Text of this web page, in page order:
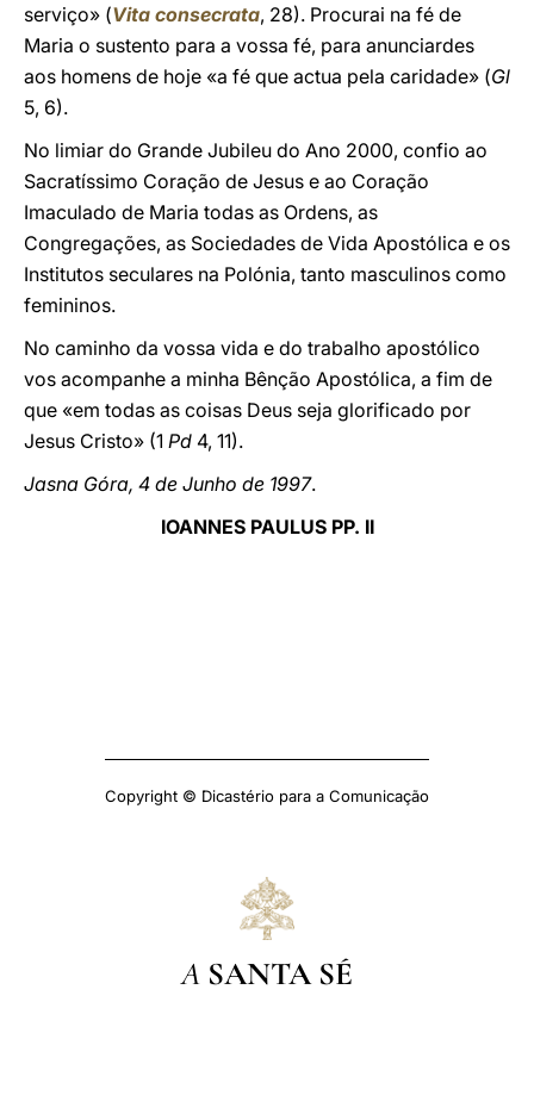
serviço» (Vita consecrata, 28). Procurai na fé de
Maria o sustento para a vossa fé, para anunciardes
aos homens de hoje «a fé que actua pela caridade» (Gl
5, 6).
No limiar do Grande Jubileu do Ano 2000, confio ao
Sacratíssimo Coração de Jesus e ao Coração
Imaculado de Maria todas as Ordens, as
Congregações, as Sociedades de Vida Apostólica e os
Institutos seculares na Polónia, tanto masculinos como
femininos.
No caminho da vossa vida e do trabalho apostólico
vos acompanhe a minha Bênção Apostólica, a fim de
que «em todas as coisas Deus seja glorificado por
Jesus Cristo» (1 Pd 4, 11).
Jasna Góra, 4 de Junho de 1997.
IOANNES PAULUS PP. II
Copyright © Dicastério para a Comunicação
A SANTA SÉ